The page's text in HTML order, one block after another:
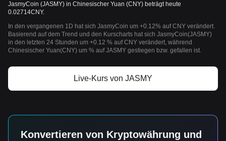
JasmyCoin (JASMY) in Chinesischer Yuan (CNY) beträgt heute
0.02714CNY.
In den vergangenen 1D hat sich JasmyCoin um +0.12% auf CNY verändert.
Basierend auf dem Trend und den Kurscharts hat sich JasmyCoin(JASMY)
in den letzten 24 Stunden um +0.12 % auf CNY verändert, während
Chinesischer Yuan(CNY) um % auf JASMY gestiegen bzw. gefallen ist.
Live-Kurs von JASMY
Konvertieren von Kryptowährung und